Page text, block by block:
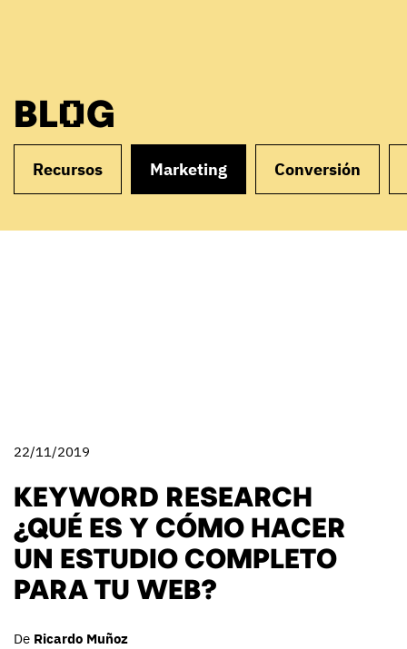
BLOG
Recursos Marketing Conversión
22/11/2019
KEYWORD RESEARCH
¿QUÉ ES Y CÓMO HACER
UN ESTUDIO COMPLETO
PARA TU WEB?
De Ricardo Muñoz